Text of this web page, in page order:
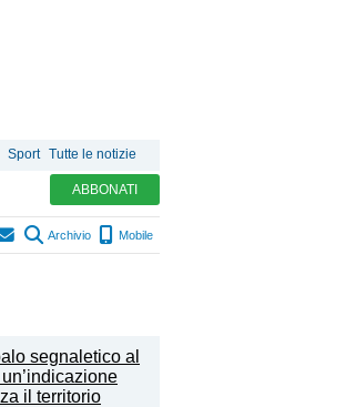
Sport Tutte le notizie
ABBONATI
Archivio Mobile